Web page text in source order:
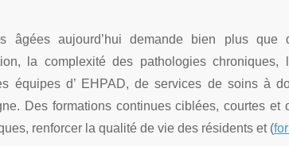
âgées aujourd’hui demande bien plus
la complexité des pathologies
équipes d’ EHPAD, de services de soins à
Des formations continues ciblées, courtes et
renforcer la qualité de vie des résidents et (